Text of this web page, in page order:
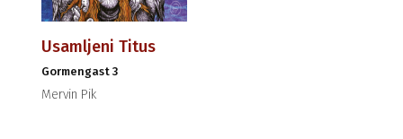
Usamljeni Titus
Gormengast 3
Mervin Pik